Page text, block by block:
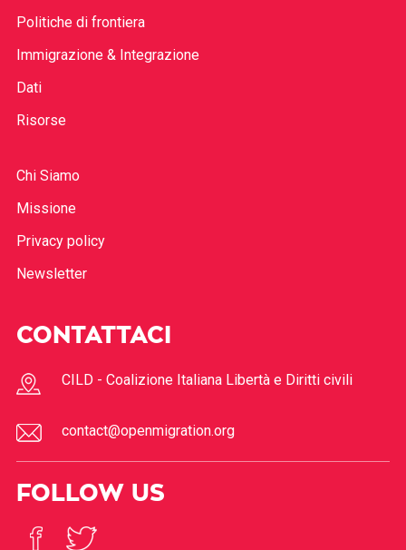
Politiche di frontiera
Immigrazione & Integrazione
Dati
Risorse
Chi Siamo
Missione
Privacy policy
Newsletter
CONTATTACI
CILD - Coalizione Italiana Libertà e Diritti civili
contact@openmigration.org
FOLLOW US